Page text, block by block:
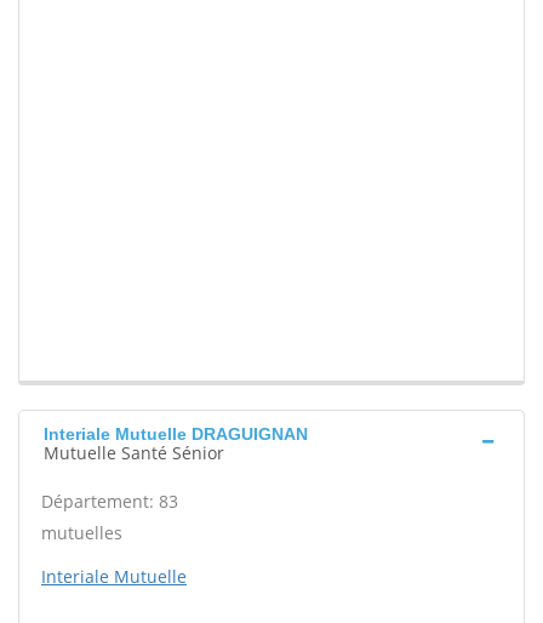
Interiale Mutuelle DRAGUIGNAN
Mutuelle Santé Sénior
Département: 83
mutuelles
Interiale Mutuelle